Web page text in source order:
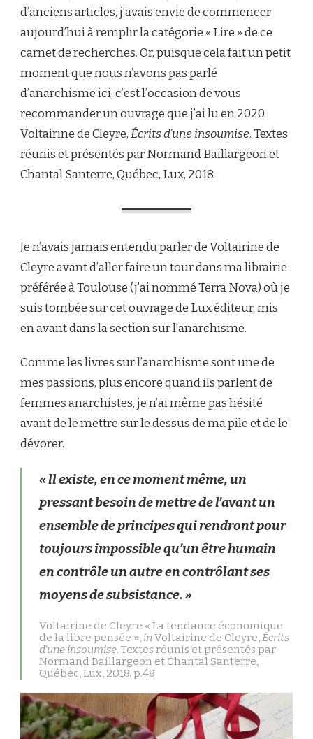
PENSÉE
ANARCHISTE
d’anciens articles, j’avais envie de commencer
aujourd’hui à remplir la catégorie « Lire » de ce
carnet de recherches. Or, puisque cela fait un petit
moment que nous n’avons pas parlé
d’anarchisme ici, c’est l’occasion de vous
recommander un ouvrage que j’ai lu en 2020 :
Voltairine de Cleyre,Écrits d’une insoumise. Textes
réunis et présentés par Normand Baillargeon et
Chantal Santerre, Québec, Lux, 2018.
Je n’avais jamais entendu parler de Voltairine de
Cleyre avant d’aller faire un tour dans ma librairie
préférée à Toulouse (j’ai nommé Terra Nova) où je
suis tombée sur cet ouvrage de Lux éditeur, mis
en avant dans la section sur l’anarchisme.
Comme les livres sur l’anarchisme sont une de
mes passions, plus encore quand ils parlent de
femmes anarchistes, je n’ai même pas hésité
avant de le mettre sur le dessus de ma pile et de le
dévorer.
« ll existe, en ce moment même, un
pressant besoin de mettre de l’avant un
ensemble de principes qui rendront pour
toujours impossible qu’un être humain
en contrôle un autre en contrôlant ses
moyens de subsistance. »
Voltairine de Cleyre « La tendance économique
de la libre pensée », inVoltairine de Cleyre,Écrits
d’une insoumise. Textes réunis et présentés par
Normand Baillargeon et Chantal Santerre,
Québec, Lux, 2018. p.48